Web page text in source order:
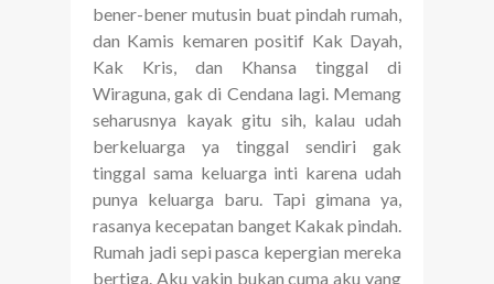
bener-bener mutusin buat pindah rumah,
dan Kamis kemaren positif Kak Dayah,
Kak Kris, dan Khansa tinggal di
Wiraguna, gak di Cendana lagi. Memang
seharusnya kayak gitu sih, kalau udah
berkeluarga ya tinggal sendiri gak
tinggal sama keluarga inti karena udah
punya keluarga baru. Tapi gimana ya,
rasanya kecepatan banget Kakak pindah.
Rumah jadi sepi pasca kepergian mereka
bertiga. Aku yakin bukan cuma aku yang